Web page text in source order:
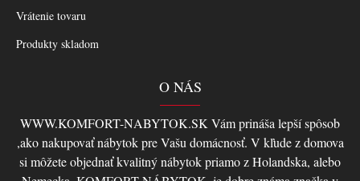
Vrátenie tovaru
Produkty skladom
O NÁS
WWW.KOMFORT-NABYTOK.SK Vám prináša lepší spôsob
,ako nakupovať nábytok pre Vašu domácnosť. V kľude z domova
si môžete objednať kvalitný nábytok priamo z Holandska, alebo